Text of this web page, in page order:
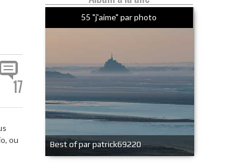
17
ou
55 "j'aime" par photo
Best of par patrick69220